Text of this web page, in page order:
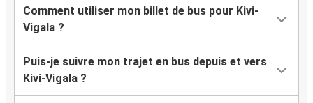
Comment utiliser mon billet de bus pour Kivi-
Vigala ?
Puis-je suivre mon trajet en bus depuis et vers
Kivi-Vigala ?